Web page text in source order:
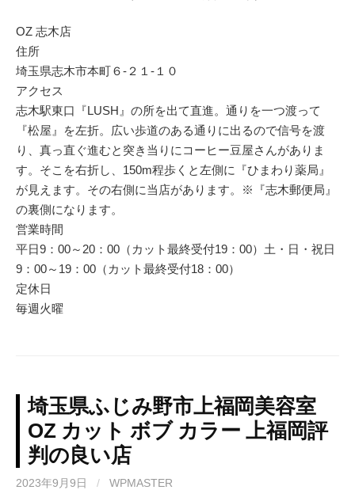
OZ 志木店
住所
埼玉県志木市本町６-２１-１０
アクセス
志木駅東口『LUSH』の所を出て直進。通りを一つ渡って
『松屋』を左折。広い歩道のある通りに出るので信号を渡
り、真っ直ぐ進むと突き当りにコーヒー豆屋さんがありま
す。そこを右折し、150m程歩くと左側に『ひまわり薬局』
が見えます。その右側に当店があります。※『志木郵便局』
の裏側になります。
営業時間
平日9：00～20：00（カット最終受付19：00）土・日・祝日
9：00～19：00（カット最終受付18：00）
定休日
毎週火曜
埼玉県ふじみ野市上福岡美容室
OZ カット ボブ カラー 上福岡評
判の良い店
2023年9月9日 / WPMASTER